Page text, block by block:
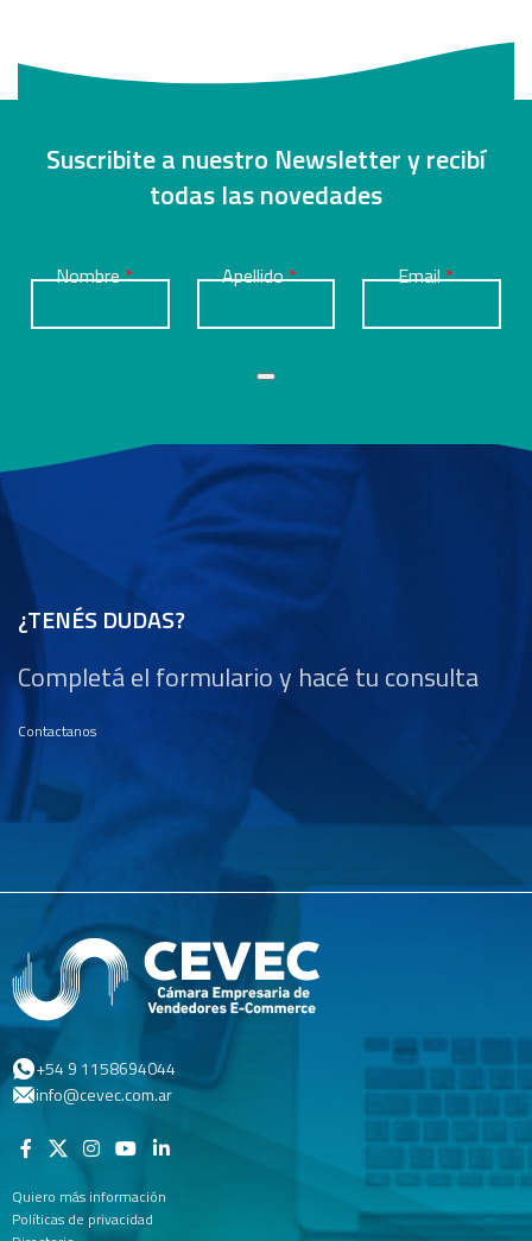
Suscribite a nuestro Newsletter y recibí
todas las novedades
Nombre Apellido Email
¿TENÉS DUDAS?
Completá el formulario y hacé tu consulta
Contactanos
+54 9 1158694044
info@cevec.com.ar
Quiero más información
Políticas de privacidad